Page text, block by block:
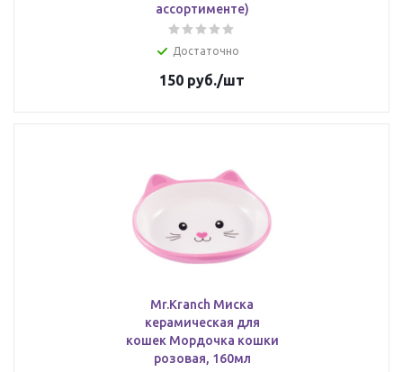
ассортименте)
Достаточно
150 руб./шт
Mr.Kranch Миска
керамическая для
кошек Мордочка кошки
розовая, 160мл